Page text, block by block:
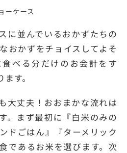
ーケース
に並んでいるおかずたちの
おかずをチョイスしてよそ
べる分だけのお会計をす
す。
大丈夫！おおまかな流れは
。まず最初に『白米のみの
ドごはん』『ターメリック
であるお米を選びます。次